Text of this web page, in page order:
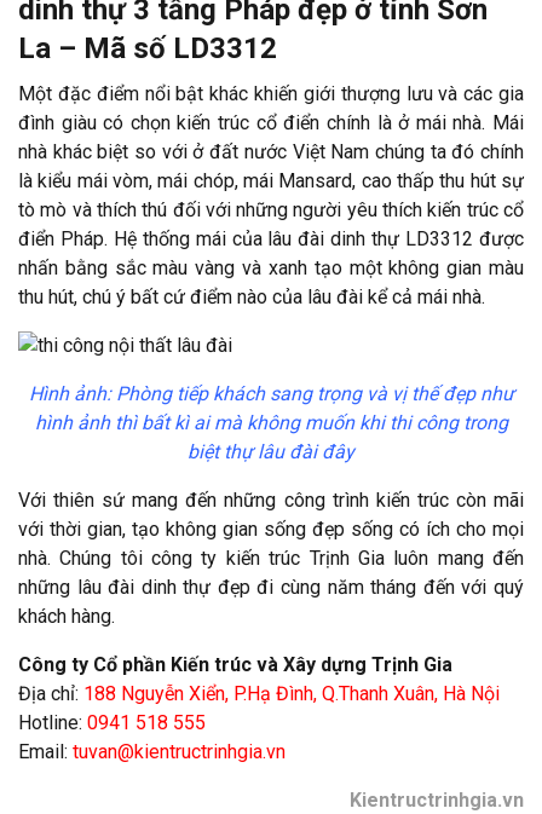
dinh thự 3 tầng Pháp đẹp ở tỉnh Sơn
La – Mã số LD3312
Một đặc điểm nổi bật khác khiến giới thượng lưu và các gia
đình giàu có chọn kiến trúc cổ điển chính là ở mái nhà. Mái
nhà khác biệt so với ở đất nước Việt Nam chúng ta đó chính
là kiểu mái vòm, mái chóp, mái Mansard, cao thấp thu hút sự
tò mò và thích thú đối với những người yêu thích kiến trúc cổ
điển Pháp. Hệ thống mái của lâu đài dinh thự LD3312 được
nhấn bằng sắc màu vàng và xanh tạo một không gian màu
thu hút, chú ý bất cứ điểm nào của lâu đài kể cả mái nhà.
Hình ảnh: Phòng tiếp khách sang trọng và vị thế đẹp như
hình ảnh thì bất kì ai mà không muốn khi thi công trong
biệt thự lâu đài đây
Với thiên sứ mang đến những công trình kiến trúc còn mãi
với thời gian, tạo không gian sống đẹp sống có ích cho mọi
nhà. Chúng tôi công ty kiến trúc Trịnh Gia luôn mang đến
những lâu đài dinh thự đẹp đi cùng năm tháng đến với quý
khách hàng.
Công ty Cổ phần Kiến trúc và Xây dựng Trịnh Gia
Địa chỉ: 188 Nguyễn Xiển, P.Hạ Đình, Q.Thanh Xuân, Hà Nội
Hotline: 0941 518 555
Email: tuvan@kientructrinhgia.vn
Kientructrinhgia.vn